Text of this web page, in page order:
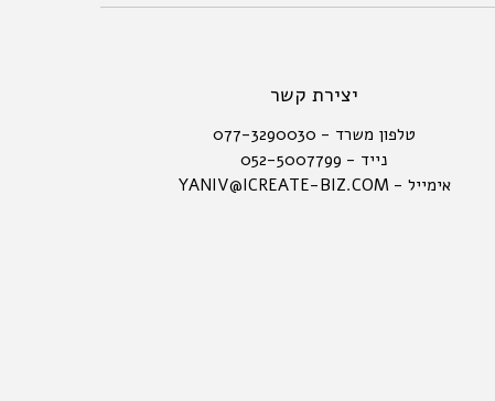
יצירת קשר
טלפון משרד - 077-3290030
נייד - 052-5007799
אימייל - YANIV@ICREATE-BIZ.COM